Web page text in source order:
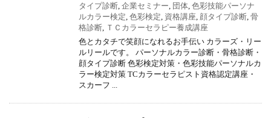
タイプ診断, 企業セミナー, 団体, 色彩技能パーソナ
ルカラー検定, 色彩検定, 資格講座, 顔タイプ診断, 骨
格診断, ＴＣカラーセラピー養成講座
色とカタチで笑顔になれるお手伝い カラーズ・リー
ルリールです。 パーソナルカラー診断・骨格診断・
顔タイプ診断 色彩検定対策・色彩技能パーソナルカ
ラー検定対策 TCカラーセラピスト資格認定講座・
スカーフ ...